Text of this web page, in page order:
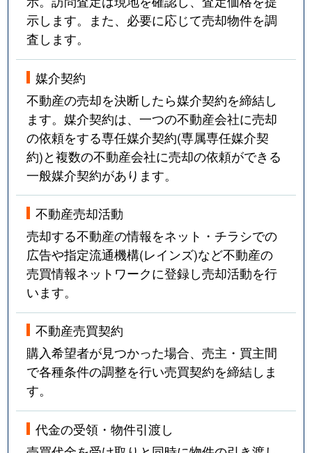
示します。また、必要に応じて売却物件を調
査します。
媒介契約
不動産の売却を決断したら媒介契約を締結し
ます。媒介契約は、一つの不動産会社に売却
の依頼をする専任媒介契約(専属専任媒介契
約)と複数の不動産会社に売却の依頼ができる
一般媒介契約があります。
不動産売却活動
売却する不動産の情報をネット・チラシでの
広告や指定流通機構(レインズ)など不動産の
売買情報ネットワークに登録し売却活動を行
います。
不動産売買契約
購入希望者が見つかった場合、売主・買主間
で各種条件の調整を行い売買契約を締結しま
す。
代金の受領・物件引渡し